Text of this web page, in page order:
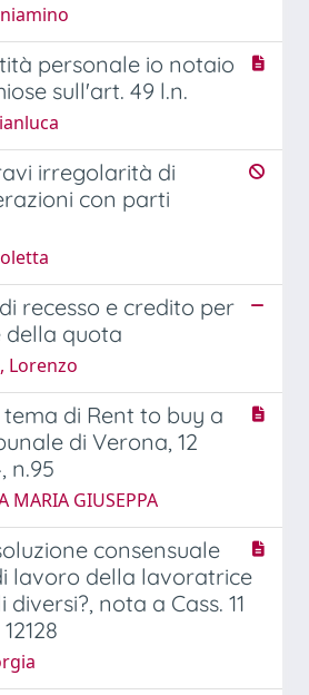
personale io notaio
sull'art. 49 l.n.
irregolarità di
con parti
recesso e credito per
della quota
Lorenzo
tema di Rent to buy a
di Verona, 12
n.95
MARIA GIUSEPPA
consensuale
lavoro della lavoratrice
nota a Cass. 11